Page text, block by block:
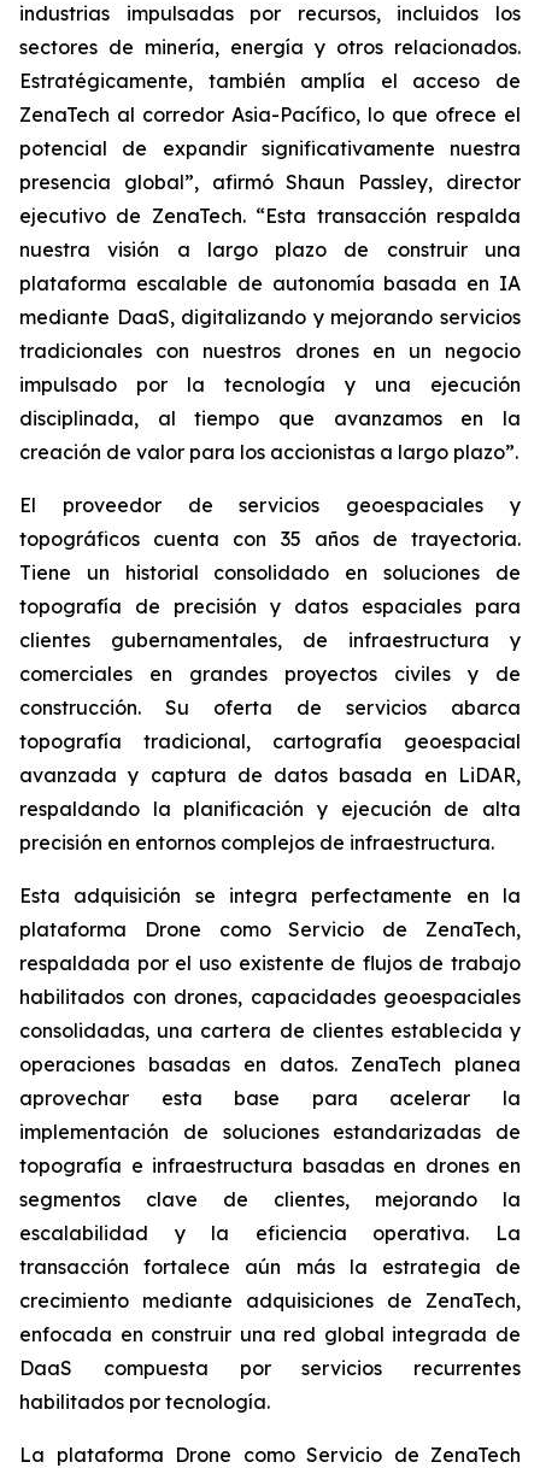
industrias impulsadas por recursos, incluidos los
sectores de minería, energía y otros relacionados.
Estratégicamente, también amplía el acceso de
ZenaTech al corredor Asia-Pacífico, lo que ofrece el
potencial de expandir significativamente nuestra
presencia global”, afirmó Shaun Passley, director
ejecutivo de ZenaTech. “Esta transacción respalda
nuestra visión a largo plazo de construir una
plataforma escalable de autonomía basada en IA
mediante DaaS, digitalizando y mejorando servicios
tradicionales con nuestros drones en un negocio
impulsado por la tecnología y una ejecución
disciplinada, al tiempo que avanzamos en la
creación de valor para los accionistas a largo plazo”.
El proveedor de servicios geoespaciales y
topográficos cuenta con 35 años de trayectoria.
Tiene un historial consolidado en soluciones de
topografía de precisión y datos espaciales para
clientes gubernamentales, de infraestructura y
comerciales en grandes proyectos civiles y de
construcción. Su oferta de servicios abarca
topografía tradicional, cartografía geoespacial
avanzada y captura de datos basada en LiDAR,
respaldando la planificación y ejecución de alta
precisión en entornos complejos de infraestructura.
Esta adquisición se integra perfectamente en la
plataforma Drone como Servicio de ZenaTech,
respaldada por el uso existente de flujos de trabajo
habilitados con drones, capacidades geoespaciales
consolidadas, una cartera de clientes establecida y
operaciones basadas en datos. ZenaTech planea
aprovechar esta base para acelerar la
implementación de soluciones estandarizadas de
topografía e infraestructura basadas en drones en
segmentos clave de clientes, mejorando la
escalabilidad y la eficiencia operativa. La
transacción fortalece aún más la estrategia de
crecimiento mediante adquisiciones de ZenaTech,
enfocada en construir una red global integrada de
DaaS compuesta por servicios recurrentes
habilitados por tecnología.
La plataforma Drone como Servicio de ZenaTech